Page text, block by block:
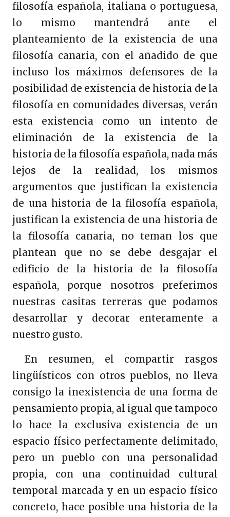
filosofía española, italiana o portuguesa,
lo mismo mantendrá ante el
planteamiento de la existencia de una
filosofía canaria, con el añadido de que
incluso los máximos defensores de la
posibilidad de existencia de historia de la
filosofía en comunidades diversas, verán
esta existencia como un intento de
eliminación de la existencia de la
historia de la filosofía española, nada más
lejos de la realidad, los mismos
argumentos que justifican la existencia
de una historia de la filosofía española,
justifican la existencia de una historia de
la filosofía canaria, no teman los que
plantean que no se debe desgajar el
edificio de la historia de la filosofía
española, porque nosotros preferimos
nuestras casitas terreras que podamos
desarrollar y decorar enteramente a
nuestro gusto.
En resumen, el compartir rasgos
lingüísticos con otros pueblos, no lleva
consigo la inexistencia de una forma de
pensamiento propia, al igual que tampoco
lo hace la exclusiva existencia de un
espacio físico perfectamente delimitado,
pero un pueblo con una personalidad
propia, con una continuidad cultural
temporal marcada y en un espacio físico
concreto, hace posible una historia de la